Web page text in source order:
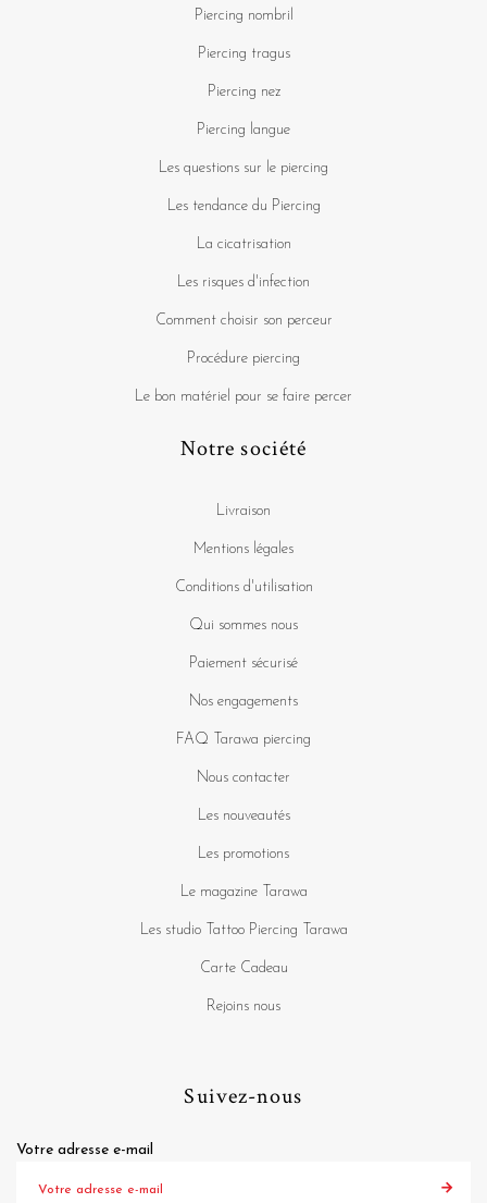
Piercing nombril
Piercing tragus
Piercing nez
Piercing langue
Les questions sur le piercing
Les tendance du Piercing
La cicatrisation
Les risques d'infection
Comment choisir son perceur
Procédure piercing
Le bon matériel pour se faire percer
Notre société
Livraison
Mentions légales
Conditions d'utilisation
Qui sommes nous
Paiement sécurisé
Nos engagements
FAQ Tarawa piercing
Nous contacter
Les nouveautés
Les promotions
Le magazine Tarawa
Les studio Tattoo Piercing Tarawa
Carte Cadeau
Rejoins nous
Suivez-nous
Votre adresse e-mail